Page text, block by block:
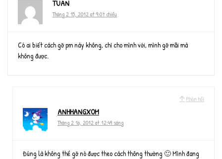
TUAN
Tháng 2 15, 2012 at 9:07 chiều
Có ai biết cách gỡ pm này không, chỉ cho mình với, mình gỡ mãi mà
không được.
Phản hồi
ANHHANGXOM
Tháng 2 16, 2012 at 12:49 sáng
Đúng là không thể gỡ nó được theo cách thông thường 🙂 Mình đang